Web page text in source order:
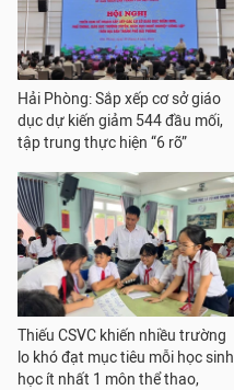
Hải Phòng: Sắp xếp cơ sở giáo
dục dự kiến giảm 544 đầu mối,
tập trung thực hiện “6 rõ”
Thiếu CSVC khiến nhiều trường
lo khó đạt mục tiêu mỗi học sinh
học ít nhất 1 môn thể thao,